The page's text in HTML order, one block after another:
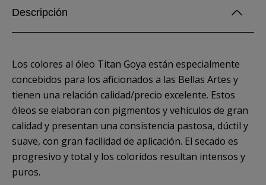
Descripción
Los colores al óleo Titan Goya están especialmente
concebidos para los aficionados a las Bellas Artes y
tienen una relación calidad/precio excelente. Estos
óleos se elaboran con pigmentos y vehículos de gran
calidad y presentan una consistencia pastosa, dúctil y
suave, con gran facilidad de aplicación. El secado es
progresivo y total y los coloridos resultan intensos y
puros.